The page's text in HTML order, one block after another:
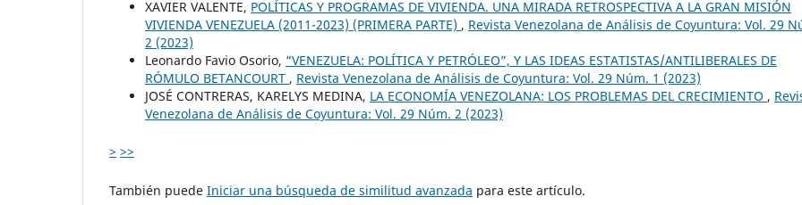
XAVIER VALENTE, POLÍTICAS Y PROGRAMAS DE VIVIENDA. UNA MIRADA RETROSPECTIVA A LA GRAN MISIÓN
VIVIENDA VENEZUELA (2011-2023) (PRIMERA PARTE) , Revista Venezolana de Análisis de Coyuntura: Vol. 29
2 (2023)
Leonardo Favio Osorio, “VENEZUELA: POLÍTICA Y PETRÓLEO”, Y LAS IDEAS ESTATISTAS/ANTILIBERALES DE
RÓMULO BETANCOURT , Revista Venezolana de Análisis de Coyuntura: Vol. 29 Núm. 1 (2023)
JOSÉ CONTRERAS, KARELYS MEDINA, LA ECONOMÍA VENEZOLANA: LOS PROBLEMAS DEL CRECIMIENTO ,
Venezolana de Análisis de Coyuntura: Vol. 29 Núm. 2 (2023)
> >>
También puede Iniciar una búsqueda de similitud avanzada para este artículo.